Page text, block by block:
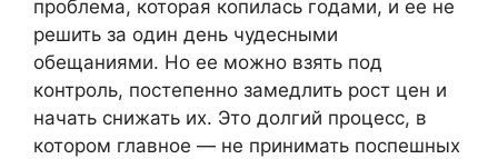
проблема, которая копилась годами, и ее не
решить за один день чудесными
обещаниями. Но ее можно взять под
контроль, постепенно замедлить рост цен и
начать снижать их. Это долгий процесс, в
котором главное — не принимать поспешных